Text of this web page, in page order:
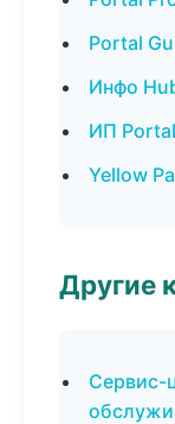
Portal
Инфо
ИП
Yellow
Другие
Сервис-